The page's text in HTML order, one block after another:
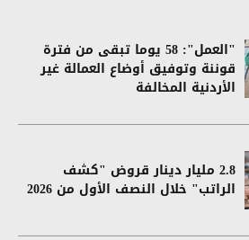
"العمل": 58 يوما تبقى من فترة
قوننة وتوفيق أوضاع العمالة غير
الأردنية المخالفة
2.8 مليار دينار قروض "كشف
الراتب" خلال النصف الأول من 2026